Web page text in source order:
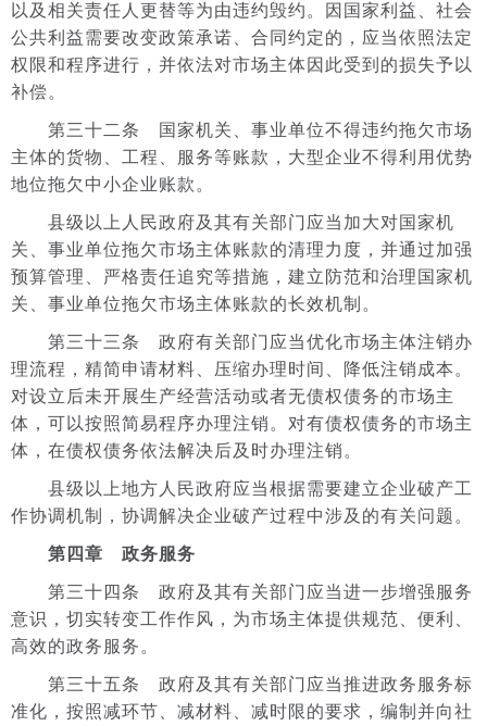
以及相关责任人更替等为由违约毁约。因国家利益、社会
公共利益需要改变政策承诺、合同约定的，应当依照法定
权限和程序进行，并依法对市场主体因此受到的损失予以
补偿。
第三十二条 国家机关、事业单位不得违约拖欠市场
主体的货物、工程、服务等账款，大型企业不得利用优势
地位拖欠中小企业账款。
县级以上人民政府及其有关部门应当加大对国家机
关、事业单位拖欠市场主体账款的清理力度，并通过加强
预算管理、严格责任追究等措施，建立防范和治理国家机
关、事业单位拖欠市场主体账款的长效机制。
第三十三条 政府有关部门应当优化市场主体注销办
理流程，精简申请材料、压缩办理时间、降低注销成本。
对设立后未开展生产经营活动或者无债权债务的市场主
体，可以按照简易程序办理注销。对有债权债务的市场主
体，在债权债务依法解决后及时办理注销。
县级以上地方人民政府应当根据需要建立企业破产工
作协调机制，协调解决企业破产过程中涉及的有关问题。
第四章 政务服务
第三十四条 政府及其有关部门应当进一步增强服务
意识，切实转变工作作风，为市场主体提供规范、便利、
高效的政务服务。
第三十五条 政府及其有关部门应当推进政务服务标
准化，按照减环节、减材料、减时限的要求，编制并向社